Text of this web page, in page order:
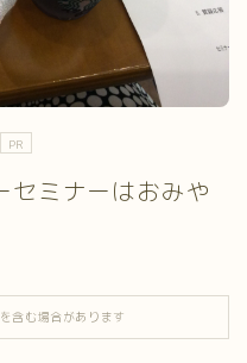
PR
セミナーはおみや
含む場合があります